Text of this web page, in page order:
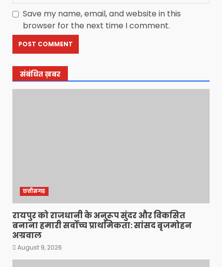
Save my name, email, and website in this
browser for the next time I comment.
संबंधित ख़बर
छत्तीसगढ़
रायपुर को राजधानी के अनुरूप सुंदर और विकसित
बनाना हमारी सर्वोच्च प्राथमिकता: सांसद बृजमोहन
अग्रवाल
August 9, 2026